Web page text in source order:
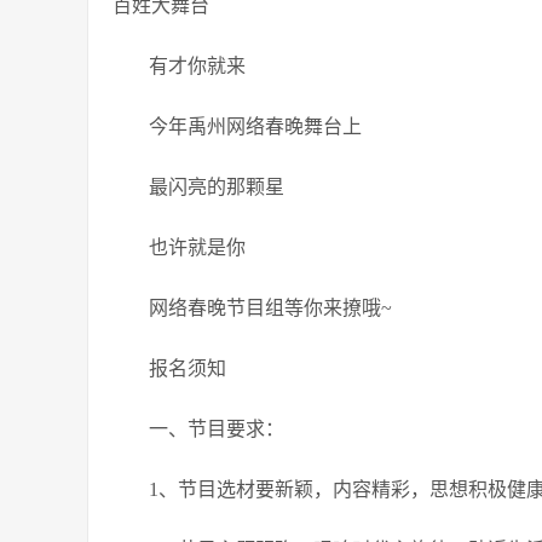
百姓大舞台
有才你就来
今年禹州网络春晚舞台上
最闪亮的那颗星
也许就是你
网络春晚节目组等你来撩哦~
报名须知
一、节目要求：
1、节目选材要新颖，内容精彩，思想积极健